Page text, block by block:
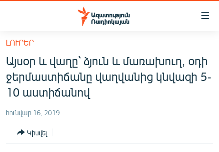
Մատչելիության
հիմնական
բովանդակությանը
Անցնել
հիմնական
մենյուին
ՀԱՅԱՍՏԱՆ
ՔԱՂԱՔԱԿԱՆ
ՀԱՍԱՐԱԿՈՒԹՅՈՒՆ
ԼՈՒՐԵՐ
Այսօր և վաղը՝ ձյուն և մառախուղ, օդի
ջերմաստիճանը վաղվանից կնվազի 5-
10 աստիճանով
հունվար 16, 2019
Կիսվել